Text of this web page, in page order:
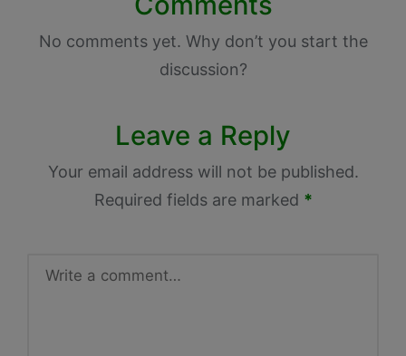
No comments yet. Why don’t you start the
discussion?
Leave a Reply
Your email address will not be published.
Required fields are marked *